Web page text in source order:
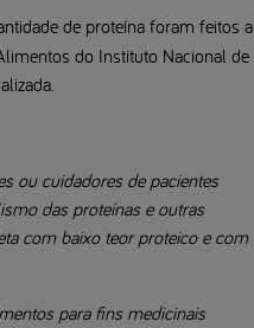
de proteína foram feitos a
do Instituto Nacional de
ou cuidadores de pacientes
das proteínas e outras
com baixo teor proteico e com
para fins medicinais